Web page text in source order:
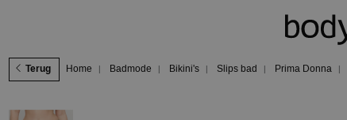
Terug Home Badmode Bikini's Slips bad Prima Donna